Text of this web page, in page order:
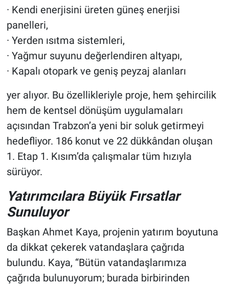
· Kendi enerjisini üreten güneş enerjisi
panelleri,
· Yerden ısıtma sistemleri,
· Yağmur suyunu değerlendiren altyapı,
· Kapalı otopark ve geniş peyzaj alanları
yer alıyor. Bu özellikleriyle proje, hem şehircilik
hem de kentsel dönüşüm uygulamaları
açısından Trabzon’a yeni bir soluk getirmeyi
hedefliyor. 186 konut ve 22 dükkândan oluşan
1. Etap 1. Kısım’da çalışmalar tüm hızıyla
sürüyor.
Yatırımcılara Büyük Fırsatlar
Sunuluyor
Başkan Ahmet Kaya, projenin yatırım boyutuna
da dikkat çekerek vatandaşlara çağrıda
bulundu. Kaya, “Bütün vatandaşlarımıza
çağrıda bulunuyorum; burada birbirinden